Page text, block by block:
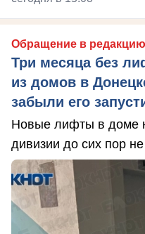
Обращение в редакцию
Три месяца без
из домов в
забыли его
Новые лифты в доме
дивизии до сих пор не